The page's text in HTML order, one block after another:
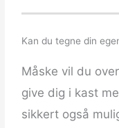
Kan du tegne din
Måske vil du
give dig i kast
sikkert også